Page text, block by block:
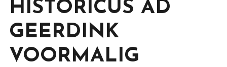
HISTORICUS AD
GEERDINK
VOORMALIG